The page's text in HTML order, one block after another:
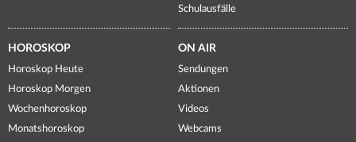
Schulausfälle
HOROSKOP
Horoskop Heute
Horoskop Morgen
Wochenhoroskop
Monatshoroskop
ON AIR
Sendungen
Aktionen
Videos
Webcams